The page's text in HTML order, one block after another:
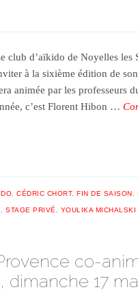
club d’aïkido de Noyelles les
à la sixième édition de
animée par les professeurs
c’est Florent Hibon …
,CÉDRIC CHORT,FIN DE SAISON
,STAGE PRIVÉ YOULIKA MICHALSKI
co-
dimanche 17